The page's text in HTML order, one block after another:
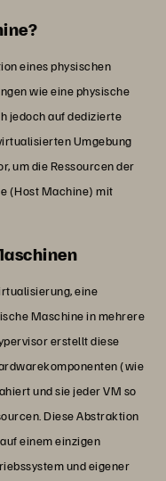
eines physischen
wie eine physische
jedoch auf dedizierte
Umgebung
um die Ressourcen der
(Host Machine) mit
eine
Maschine in mehrere
erstellt diese
(wie
und sie jeder VM so
Diese Abstraktion
einem einzigen
und eigener